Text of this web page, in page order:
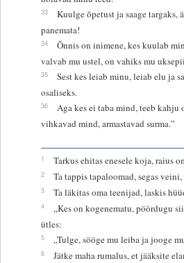
33
Kuulge õpetust ja saage targaks,
panemata!
34
Õnnis on inimene, kes kuulab
valvab mu ustel, on vahiks mu
35
Sest kes leiab minu, leiab elu ja
osaliseks.
36
Aga kes ei taba mind, teeb
vihkavad mind, armastavad surma.”
1 Tarkus ehitas enesele koja, raius
2 Ta tappis tapaloomad, segas
3 Ta läkitas oma teenijad, laskis
4
„Kes on kogenematu, pöördugu
ütles:
5 „Tulge, sööge mu leiba ja jooge
6
Jätke maha rumalus, et jääksite